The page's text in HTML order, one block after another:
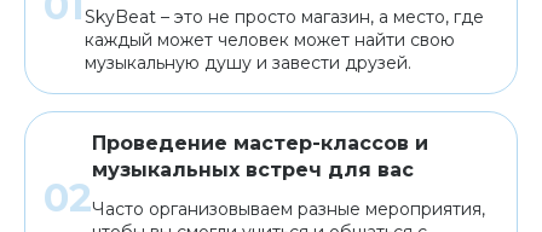
SkyBeat – это не просто магазин, а место, где
каждый может человек может найти свою
музыкальную душу и завести друзей.
Проведение мастер-классов и
музыкальных встреч для вас
Часто организовываем разные мероприятия,